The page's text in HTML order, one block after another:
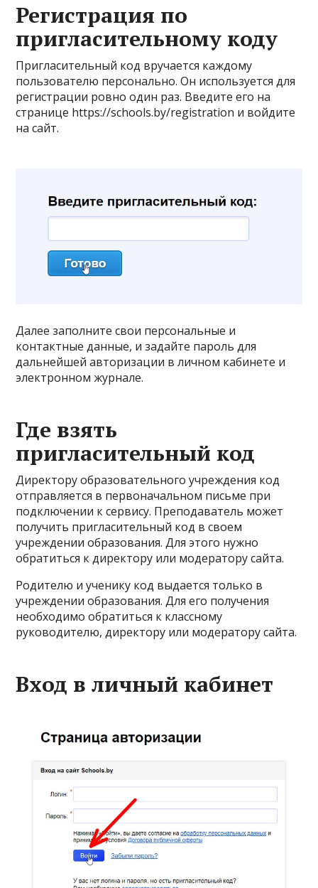
Регистрация по
пригласительному коду
Пригласительный код вручается каждому
пользователю персонально. Он используется для
регистрации ровно один раз. Введите его на
странице https://schools.by/registration и войдите
на сайт.
Далее заполните свои персональные и
контактные данные, и задайте пароль для
дальнейшей авторизации в личном кабинете и
электронном журнале.
Где взять
пригласительный код
Директору образовательного учреждения код
отправляется в первоначальном письме при
подключении к сервису. Преподаватель может
получить пригласительный код в своем
учреждении образования. Для этого нужно
обратиться к директору или модератору сайта.
Родителю и ученику код выдается только в
учреждении образования. Для его получения
необходимо обратиться к классному
руководителю, директору или модератору сайта.
Вход в личный кабинет